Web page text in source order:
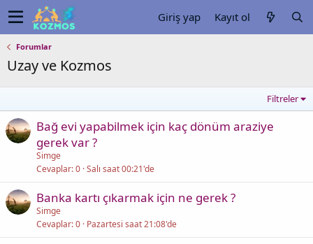
Giriş yap Kayıt ol
Forumlar
Uzay ve Kozmos
Filtreler
Bağ evi yapabilmek için kaç dönüm araziye
gerek var ?
Simge
Cevaplar 0 Salı saat 00:21'de
Banka kartı çıkarmak için ne gerek ?
Simge
Cevaplar 0 Pazartesi saat 21:08'de